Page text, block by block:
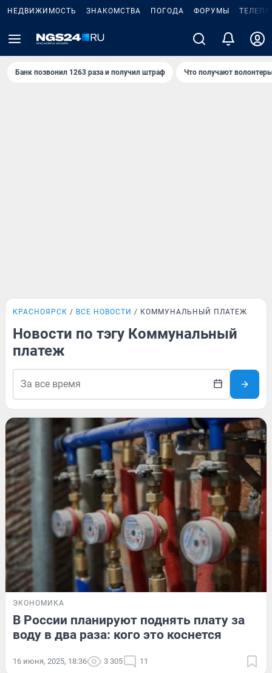
НЕДВИЖИМОСТЬ ЗНАКОМСТВА ПОГОДА ФОРУМЫ
Банк позвонил 1263 раза и получил штраф Что получают
КРАСНОЯРСК ВСЕ НОВОСТИ КОММУНАЛЬНЫЙ ПЛАТЕЖ
Новости по тэгу Коммунальный
платеж
ЭКОНОМИКА
В России планируют поднять плату за
воду в два раза: кого это коснется
16 июня, 2025, 18:36 3 305 11